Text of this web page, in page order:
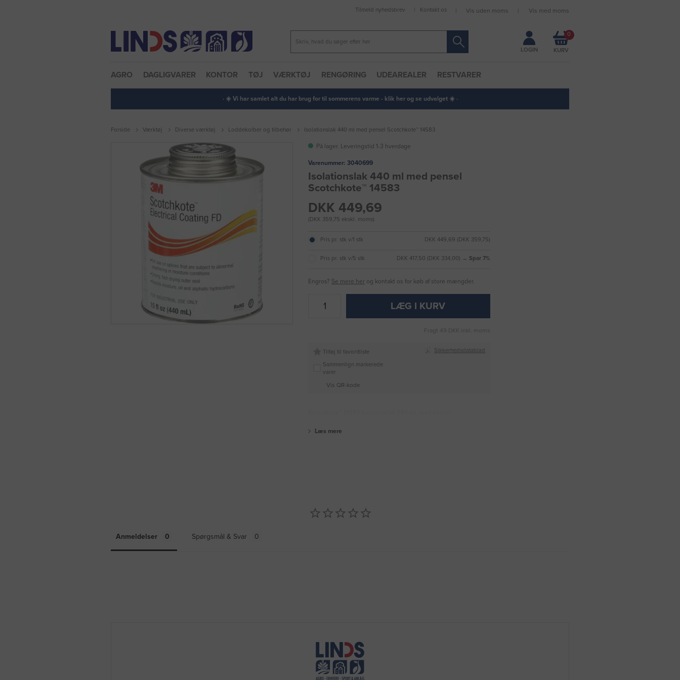
Forbliv logget ind
Tilmeld nyhedsbrev Kontakt os Vis uden moms Vis med moms
LOGIN
0
AGRO DAGLIGVARER KONTOR TØJ VÆRKTØJ RENGØRING UDEAREALER RESTVARER
· ☀️ Vi har samlet alt du har brug for til sommerens varme - klik her og se udvalget ☀️ ·
Forside Værktøj Diverse værktøj Loddekolber og tilbehør Isolationslak 440 ml med pensel Scotchkote™ 14583
På lager. Leveringstid 1-3 hverdage
Varenummer: 3040699
Isolationslak 440 ml med pensel
Scotchkote™ 14583
DKK 449,69
(DKK 359,75 ekskl. moms)
Pris pr. stk v/1 stk DKK 449,69 (DKK 359,75)
Pris pr. stk v/5 stk DKK 417,50 (DKK 334,00) → Spar 7%
Engros? Se mere her og kontakt os for køb af store mængder.
LÆG I KURV
Fragt 49 DKK inkl. moms
Tilføj til favoritliste
Sammenlign markerede
varer
Vis QR-kode
Sikkerhedsdatablad
Læs mere
Anmeldelser Spørgsmål & Svar